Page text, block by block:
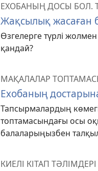
ЕХОБАНЫҢ ДОСЫ БОЛ.
Жақсылық жасаған
Өзгелерге түрлі
қандай?
МАҚАЛАЛАР
Ехобаның
Тапсырмалардың
топтамасындағы осы
балаларыңызбен
КИЕЛІ КІТАП ТӘЛІМДЕРІ